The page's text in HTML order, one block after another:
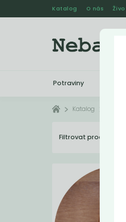
Katalog O nás
Potraviny
Katalog
Filtrovat produkty